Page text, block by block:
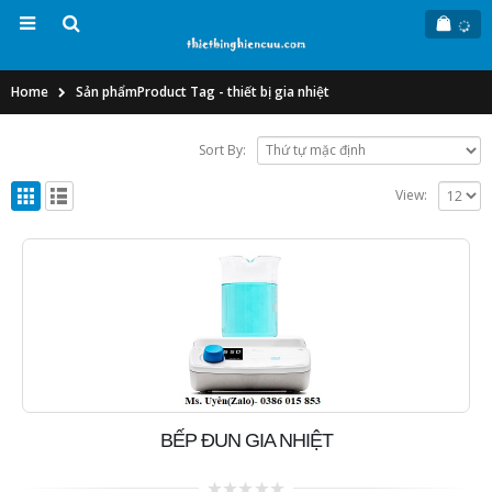
Home Sản phẩmProduct Tag -thiết bị gia nhiệt
Sort By:
View:
BẾP ĐUN GIA NHIỆT